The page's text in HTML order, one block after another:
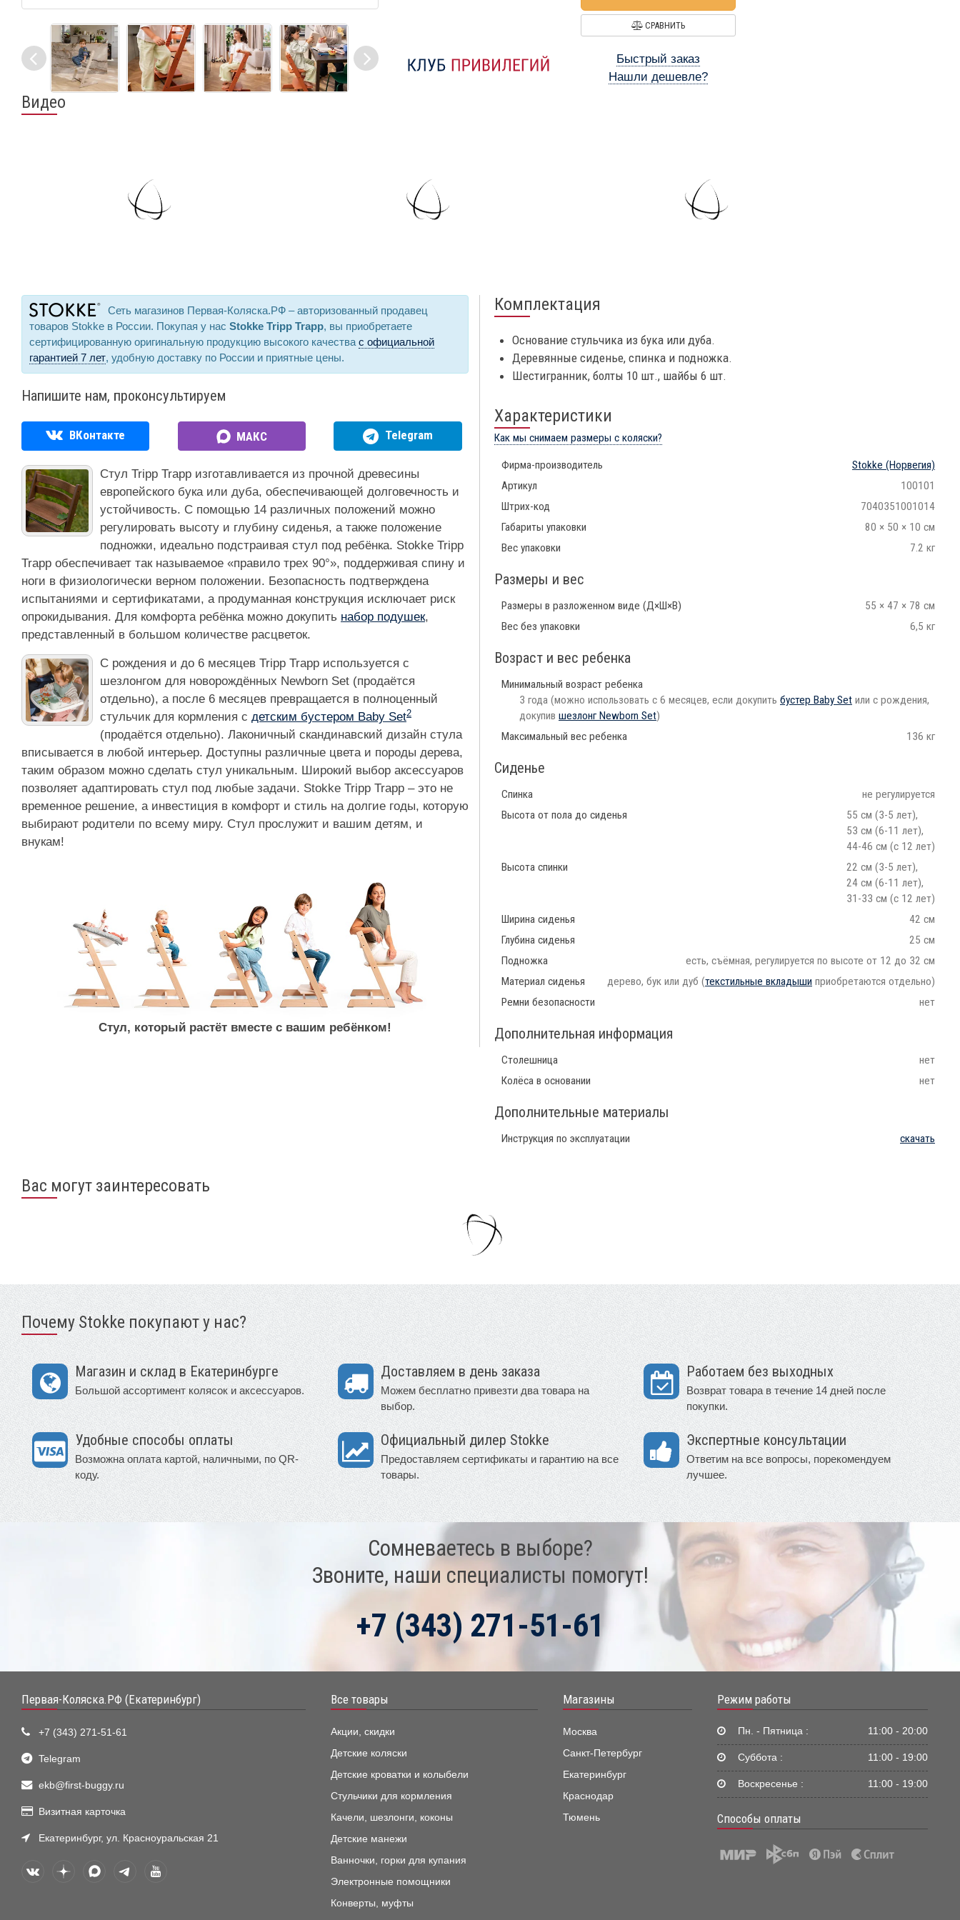
СРАВНИТЬ
Быстрый заказ
Нашли дешевле?
Видео
Сеть магазинов Первая-Коляска.РФ – авторизованный продавец
товаров Stokke в России. Покупая у нас Stokke Tripp Trapp, вы приобретаете
сертифицированную оригинальную продукцию высокого качества с официальной
гарантией 7 лет, удобную доставку по России и приятные цены.
Напишите нам, проконсультируем
ВКонтакте МАКС Telegram
Стул Tripp Trapp изготавливается из прочной древесины
европейского бука или дуба, обеспечивающей долговечность и
устойчивость. С помощью 14 различных положений можно
регулировать высоту и глубину сиденья, а также положение
подножки, идеально подстраивая стул под ребёнка. Stokke Tripp
Trapp обеспечивает так называемое «правило трех 90°», поддерживая спину и
ноги в физиологически верном положении. Безопасность подтверждена
испытаниями и сертификатами, а продуманная конструкция исключает риск
опрокидывания. Для комфорта ребёнка можно докупить набор подушек,
представленный в большом количестве расцветок.
С рождения и до 6 месяцев Tripp Trapp используется с
шезлонгом для новорождённых Newborn Set (продаётся
отдельно), а после 6 месяцев превращается в полноценный
стульчик для кормления с детским бустером Baby Set2
(продаётся отдельно). Лаконичный скандинавский дизайн стула
вписывается в любой интерьер. Доступны различные цвета и породы дерева,
таким образом можно сделать стул уникальным. Широкий выбор аксессуаров
позволяет адаптировать стул под любые задачи. Stokke Tripp Trapp – это не
временное решение, а инвестиция в комфорт и стиль на долгие годы, которую
выбирают родители по всему миру. Стул прослужит и вашим детям, и
внукам!
Стул, который растёт вместе с вашим ребёнком!
Комплектация
Основание стульчика из бука или дуба.
Деревянные сиденье, спинка и подножка.
Шестигранник, болты 10 шт., шайбы 6 шт.
Характеристики
Как мы снимаем размеры с коляски?
Фирма-производитель Stokke (Норвегия)
Артикул
100101
Штрих-код
7040351001014
Габариты упаковки
80 × 50 × 10 см
Вес упаковки
7.2 кг
Размеры и вес
Размеры в разложенном виде (Д×Ш×В)
55 × 47 × 78 см
Вес без упаковки
6,5 кг
Возраст и вес ребенка
Минимальный возраст ребенка
3 года (можно использовать с 6 месяцев, если докупить бустер Baby Set или с рождения,
докупив шезлонг Newborn Set)
Максимальный вес ребенка
136 кг
Сиденье
Спинка
не регулируется
Высота от пола до сиденья
55 см (3-5 лет),
53 см (6-11 лет),
44-46 см (с 12 лет)
Высота спинки
22 см (3-5 лет),
24 см (6-11 лет),
31-33 см (с 12 лет)
Ширина сиденья
42 см
Глубина сиденья
25 см
Подножка
есть, съёмная, регулируется по высоте от 12 до 32 см
Материал сиденья
дерево, бук или дуб (текстильные вкладыши приобретаются отдельно)
Ремни безопасности
нет
Дополнительная информация
Столешница
нет
Колёса в основании
нет
Дополнительные материалы
Инструкция по эксплуатации скачать
Вас могут заинтересовать
Почему Stokke покупают у нас?
Магазин и склад в Екатеринбурге
Большой ассортимент колясок и аксессуаров.
Доставляем в день заказа
Можем бесплатно привезти два товара на
выбор.
Работаем без выходных
Возврат товара в течение 14 дней после
покупки.
Удобные способы оплаты
Возможна оплата картой, наличными, по QR-
коду.
Официальный дилер Stokke
Предоставляем сертификаты и гарантию на все
товары.
Экспертные консультации
Ответим на все вопросы, порекомендуем
лучшее.
Сомневаетесь в выборе?
Звоните, наши специалисты помогут!
+7 (343) 271-51-61
Первая-Коляска.РФ (Екатеринбург)
+7 (343) 271-51-61
Telegram
ekb@first-buggy.ru
Визитная карточка
Екатеринбург, ул. Красноуральская 21
Все товары
Акции, скидки
Детские коляски
Детские кроватки и колыбели
Стульчики для кормления
Качели, шезлонги, коконы
Детские манежи
Ванночки, горки для купания
Электронные помощники
Конверты, муфты
Магазины
Москва
Санкт-Петербург
Екатеринбург
Краснодар
Тюмень
Режим работы
Пн. - Пятница : 11:00 - 20:00
Суббота : 11:00 - 19:00
Воскресенье : 11:00 - 19:00
Способы оплаты